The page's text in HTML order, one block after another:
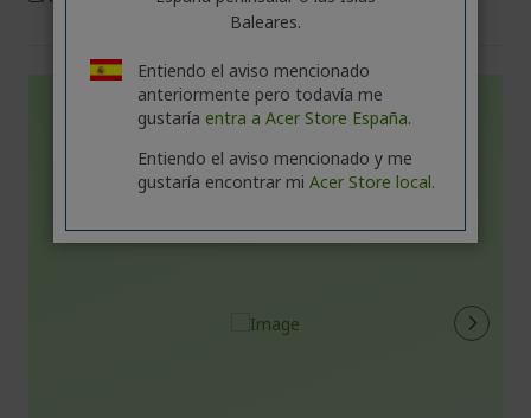
Baleares.
Entiendo el aviso mencionado
anteriormente pero todavía me
gustaría entra a Acer Store España.
Entiendo el aviso mencionado y me
gustaría encontrar mi Acer Store local.